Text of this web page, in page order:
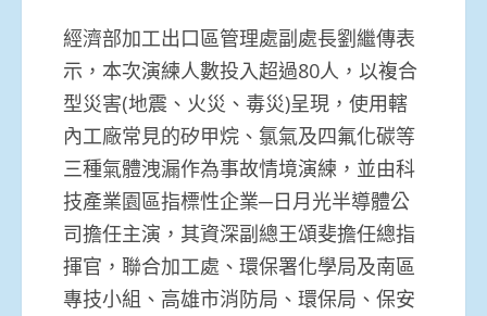
經濟部加工出口區管理處副處長劉繼傳表
示，本次演練人數投入超過80人，以複合
型災害(地震、火災、毒災)呈現，使用轄
內工廠常見的矽甲烷、氯氣及四氟化碳等
三種氣體洩漏作為事故情境演練，並由科
技產業園區指標性企業─日月光半導體公
司擔任主演，其資深副總王頌斐擔任總指
揮官，聯合加工處、環保署化學局及南區
專技小組、高雄市消防局、環保局、保安